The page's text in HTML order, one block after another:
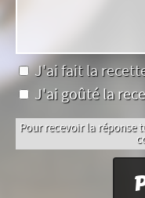
J'ai fait la
J'ai goûté la
Pour recevoir la réponse